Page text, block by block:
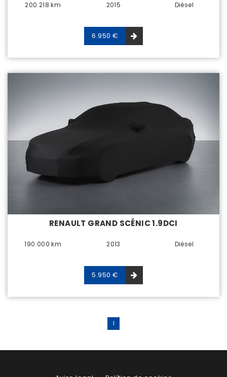
200.218 km 2015 Diésel
6.950 €
RENAULT GRAND SCÉNIC 1.9DCI
190.000 km 2013 Diésel
5.950 €
1